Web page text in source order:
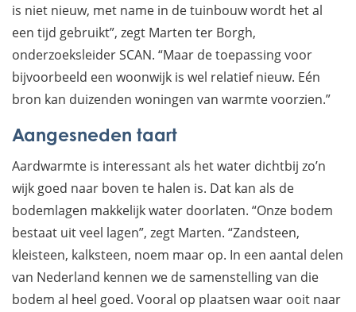
is niet nieuw, met name in de tuinbouw wordt het al
een tijd gebruikt”, zegt Marten ter Borgh,
onderzoeksleider SCAN. “Maar de toepassing voor
bijvoorbeeld een woonwijk is wel relatief nieuw. Eén
bron kan duizenden woningen van warmte voorzien.”
Aangesneden taart
Aardwarmte is interessant als het water dichtbij zo’n
wijk goed naar boven te halen is. Dat kan als de
bodemlagen makkelijk water doorlaten. “Onze bodem
bestaat uit veel lagen”, zegt Marten. “Zandsteen,
kleisteen, kalksteen, noem maar op. In een aantal delen
van Nederland kennen we de samenstelling van die
bodem al heel goed. Vooral op plaatsen waar ooit naar